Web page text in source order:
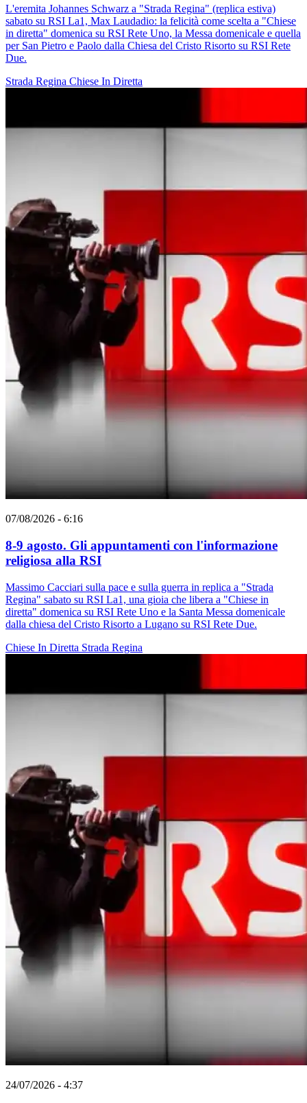
L'eremita Johannes Schwarz a "Strada Regina" (replica estiva)
sabato su RSI La1, Max Laudadio: la felicità come scelta a "Chiese
in diretta" domenica su RSI Rete Uno, la Messa domenicale e quella
per San Pietro e Paolo dalla Chiesa del Cristo Risorto su RSI Rete
Due.
Strada Regina Chiese In Diretta
07/08/2026 - 6:16
8-9 agosto. Gli appuntamenti con l'informazione
religiosa alla RSI
Massimo Cacciari sulla pace e sulla guerra in replica a "Strada
Regina" sabato su RSI La1, una gioia che libera a "Chiese in
diretta" domenica su RSI Rete Uno e la Santa Messa domenicale
dalla chiesa del Cristo Risorto a Lugano su RSI Rete Due.
Chiese In Diretta Strada Regina
24/07/2026 - 4:37